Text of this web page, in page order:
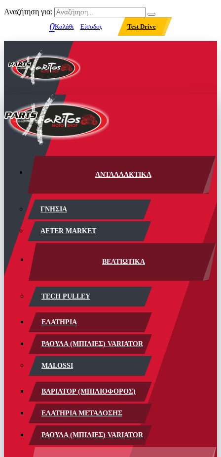
Αναζήτηση για:
0Καλάθι Είσοδος Test Drive
ΑΝΤΑΛΛΑΚΤΙΚΑ
ΓΝΗΣΙΑ
AFTER MARKET
ΒΕΛΤΙΩΤΙΚΑ
TECH PULLEY
ΕΛΑΤΗΡΙΑ
ΡΑΟΥΛΑ (ΜΠΙΛΙΕΣ) VARIATOR
MALOSSI
ΒΑΡΙΑΤΟΡ (ΜΠΙΛΙΟΦΟΡΟΣ)
ΕΛΑΤΗΡΙΑ ΜΕΤΑΔΟΣΗΣ
ΡΑΟΥΛΑ (ΜΠΙΛΙΕΣ) VARIATOR